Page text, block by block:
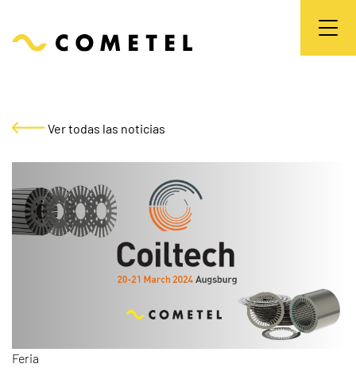
Ver todas las noticias
Feria